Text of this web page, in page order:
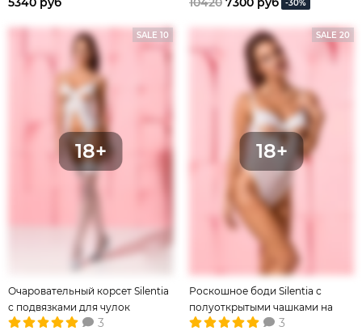
-30%
SALE 10
Очаровательный корсет Silentia
с подвязками для чулок
3
SALE 20
Роскошное боди Silentia с
полуоткрытыми чашками на
косточках
3